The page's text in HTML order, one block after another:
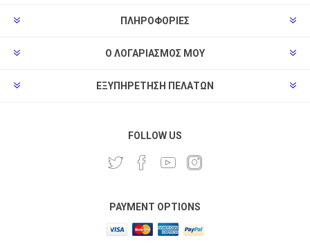
ΠΛΗΡΟΦΟΡΊΕΣ
Ο ΛΟΓΑΡΙΑΣΜΌΣ ΜΟΥ
ΕΞΥΠΗΡΈΤΗΣΗ ΠΕΛΑΤΏΝ
FOLLOW US
PAYMENT OPTIONS